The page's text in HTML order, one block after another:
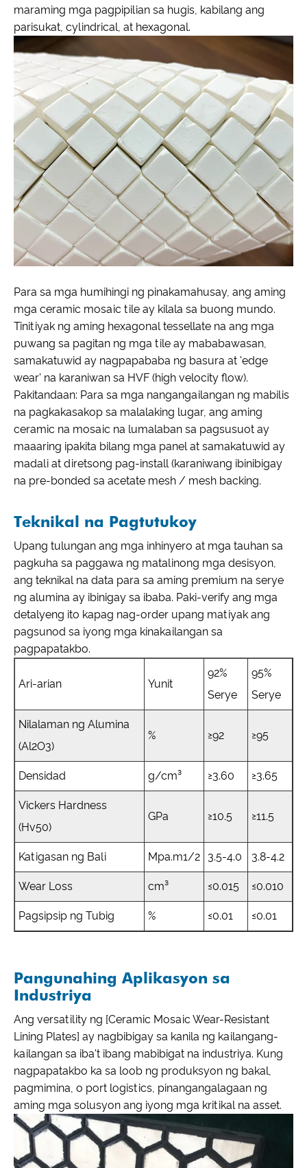
maraming mga pagpipilian sa hugis, kabilang ang
parisukat, cylindrical, at hexagonal.
Para sa mga humihingi ng pinakamahusay, ang aming
mga ceramic mosaic tile ay kilala sa buong mundo.
Tinitiyak ng aming hexagonal tessellate na ang mga
puwang sa pagitan ng mga tile ay mababawasan,
samakatuwid ay nagpapababa ng basura at 'edge
wear' na karaniwan sa HVF (high velocity flow).
Pakitandaan: Para sa mga nangangailangan ng mabilis
na pagkakasakop sa malalaking lugar, ang aming
ceramic na mosaic na lumalaban sa pagsusuot ay
maaaring ipakita bilang mga panel at samakatuwid ay
madali at diretsong pag-install (karaniwang ibinibigay
na pre-bonded sa acetate mesh / mesh backing.
Teknikal na Pagtutukoy
Upang tulungan ang mga inhinyero at mga tauhan sa
pagkuha sa paggawa ng matalinong mga desisyon,
ang teknikal na data para sa aming premium na serye
ng alumina ay ibinigay sa ibaba. Paki-verify ang mga
detalyeng ito kapag nag-order upang matiyak ang
pagsunod sa iyong mga kinakailangan sa
pagpapatakbo.
Ari-arian Yunit
92%
Serye
95%
Serye
Nilalaman ng Alumina
(Al2O3)
% ≥92 ≥95
Densidad g/cm³ ≥3.60 ≥3.65
Vickers Hardness
(Hv50)
GPa ≥10.5 ≥11.5
Katigasan ng Bali Mpa.m1/2 3.5-4.0 3.8-4.2
Wear Loss cm³ ≤0.015 ≤0.010
Pagsipsip ng Tubig % ≤0.01 ≤0.01
Pangunahing Aplikasyon sa
Industriya
Ang versatility ng [Ceramic Mosaic Wear-Resistant
Lining Plates] ay nagbibigay sa kanila ng kailangang-
kailangan sa iba't ibang mabibigat na industriya. Kung
nagpapatakbo ka sa loob ng produksyon ng bakal,
pagmimina, o port logistics, pinangangalagaan ng
aming mga solusyon ang iyong mga kritikal na asset.